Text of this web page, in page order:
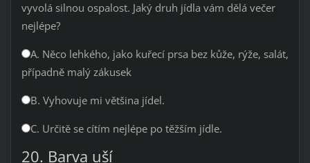
vyvolá silnou ospalost. Jaký druh jídla vám dělá večer
nejlépe?
A. Něco lehkého, jako kuřecí prsa bez kůže, rýže, salát,
případně malý zákusek
B. Vyhovuje mi většina jídel.
C. Určitě se cítím nejlépe po těžším jídle.
20. Barva uší